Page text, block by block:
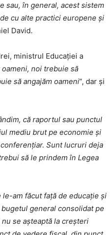
sau, în general, acest sistem
cu alte practici europene şi
David.
ministrul Educației a
noi trebuie să
să angajăm oameni”, dar și
că raportul sau punctul
mediu brut pe economie și
Sunt lucruri deja
să le prindem în Legea
le-am făcut față de educație și
general consolidat pe
se așteaptă la creșteri